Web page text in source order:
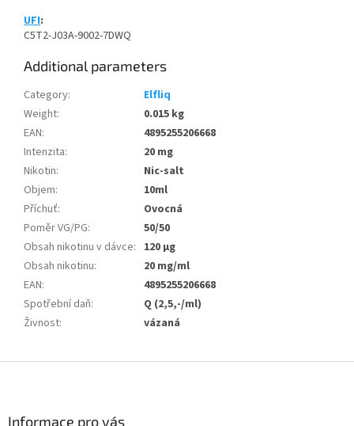
UFI:
C5T2-J03A-9002-7DWQ
Additional parameters
Category:
Elfliq
Weight:
0.015 kg
EAN:
4895255206668
Intenzita:
20 mg
Nikotin:
Nic-salt
Objem:
10ml
Příchuť:
Ovocná
Poměr VG/PG:
50/50
Obsah nikotinu v dávce: 120 µg
Obsah nikotinu:
20 mg/ml
EAN:
4895255206668
Spotřební daň:
Q (2,5,-/ml)
Živnost: vázaná
Informace pro vás